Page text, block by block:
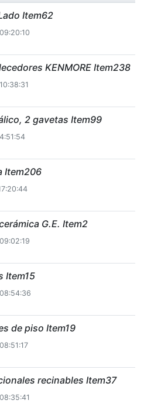
Item62
KENMORE Item238
2 gavetas Item99
Item206
G.E. Item2
Item15
de piso Item19
recinables Item37